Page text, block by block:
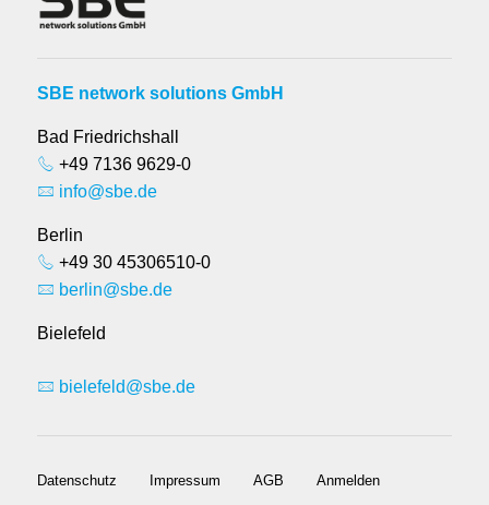
SBE network solutions GmbH
Bad Friedrichshall
+49 7136 9629-0
info@sbe.de
Berlin
+49 30 45306510-0
berlin@sbe.de
Bielefeld
bielefeld@sbe.de
Datenschutz Impressum AGB Anmelden